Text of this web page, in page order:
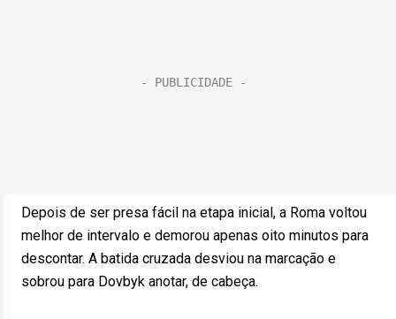
Depois de ser presa fácil na etapa inicial, a Roma voltou
melhor de intervalo e demorou apenas oito minutos para
descontar. A batida cruzada desviou na marcação e
sobrou para Dovbyk anotar, de cabeça.